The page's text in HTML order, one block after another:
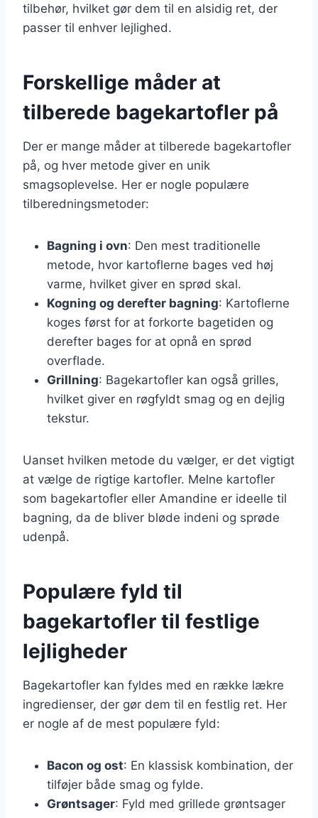
tilbehør, hvilket gør dem til en alsidig ret, der
passer til enhver lejlighed.
Forskellige måder at
tilberede bagekartofler på
Der er mange måder at tilberede bagekartofler
på, og hver metode giver en unik
smagsoplevelse. Her er nogle populære
tilberedningsmetoder:
Bagning i ovn: Den mest traditionelle
metode, hvor kartoflerne bages ved høj
varme, hvilket giver en sprød skal.
Kogning og derefter bagning: Kartoflerne
koges først for at forkorte bagetiden og
derefter bages for at opnå en sprød
overflade.
Grillning: Bagekartofler kan også grilles,
hvilket giver en røgfyldt smag og en dejlig
tekstur.
Uanset hvilken metode du vælger, er det vigtigt
at vælge de rigtige kartofler. Melne kartofler
som bagekartofler eller Amandine er ideelle til
bagning, da de bliver bløde indeni og sprøde
udenpå.
Populære fyld til
bagekartofler til festlige
lejligheder
Bagekartofler kan fyldes med en række lækre
ingredienser, der gør dem til en festlig ret. Her
er nogle af de mest populære fyld:
Bacon og ost: En klassisk kombination, der
tilføjer både smag og fylde.
Grøntsager: Fyld med grillede grøntsager